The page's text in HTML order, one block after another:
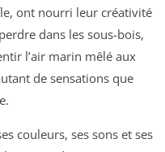
ont nourri leur créativité
dans les sous-bois,
l’air marin mêlé aux
de sensations que
couleurs, ses sons et ses